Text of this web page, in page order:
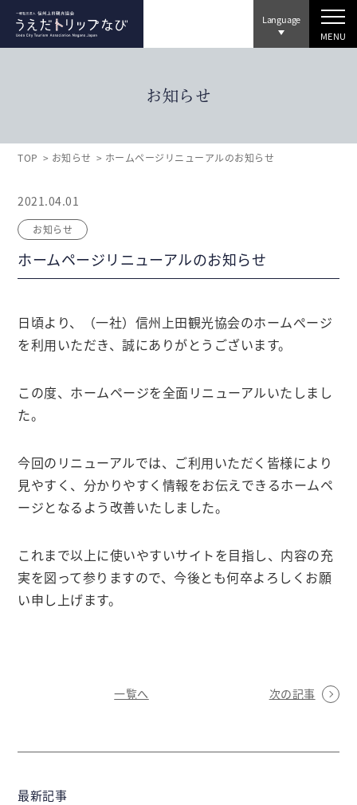
Language
MENU
お知らせ
TOP お知らせ ホームページリニューアルのお知らせ
2021.04.01
お知らせ
ホームページリニューアルのお知らせ
日頃より、（一社）信州上田観光協会のホームぺージ
を利用いただき、誠にありがとうございます。
この度、ホームページを全面リニューアルいたしまし
た。
今回のリニューアルでは、ご利用いただく皆様により
見やすく、分かりやすく情報をお伝えできるホームペ
ージとなるよう改善いたしました。
これまで以上に使いやすいサイトを目指し、内容の充
実を図って参りますので、今後とも何卒よろしくお願
い申し上げます。
一覧へ 次の記事
最新記事